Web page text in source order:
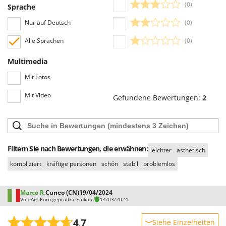
Sprache
Nur auf Deutsch
Alle Sprachen
Multimedia
Mit Fotos
Mit Video
(0)
(0)
(0)
Gefundene Bewertungen: 2
Filtern Sie nach Bewertungen, die erwähnen: leichter ästhetisch
kompliziert
kräftige personen schön stabil problemlos
Marco R.Cuneo (CN)19/04/2024
Von AgriEuro geprüfter Einkauf 14/03/2024
4,7 Siehe Einzelheiten